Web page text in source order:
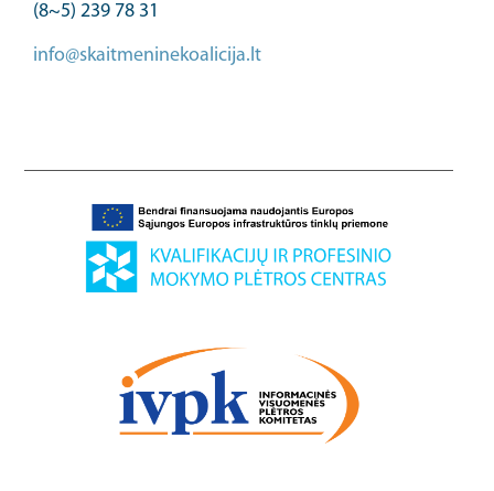
(8~5) 239 78 31
info@skaitmeninekoalicija.lt